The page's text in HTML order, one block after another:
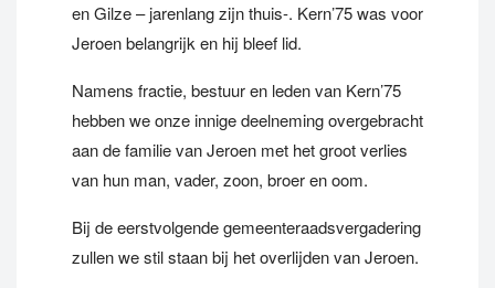
en Gilze – jarenlang zijn thuis-. Kern’75 was voor
Jeroen belangrijk en hij bleef lid.
Namens fractie, bestuur en leden van Kern’75
hebben we onze innige deelneming overgebracht
aan de familie van Jeroen met het groot verlies
van hun man, vader, zoon, broer en oom.
Bij de eerstvolgende gemeenteraadsvergadering
zullen we stil staan bij het overlijden van Jeroen.